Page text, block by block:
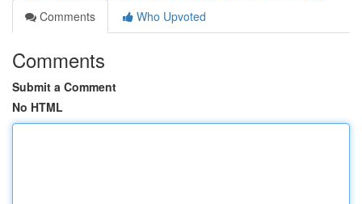
Comments
Who Upvoted
Comments
Submit a Comment
No HTML